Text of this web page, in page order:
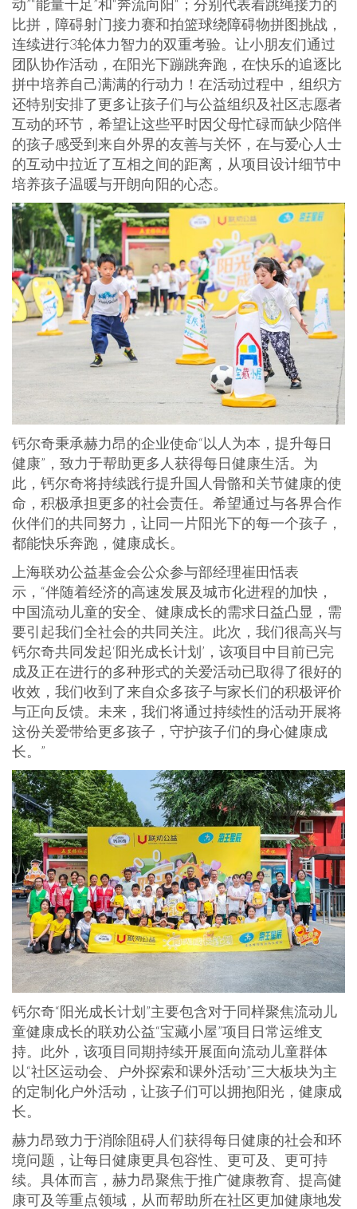
动”“能量十足”和“奔流向阳“；分别代表着跳绳接力的
比拼，障碍射门接力赛和拍篮球绕障碍物拼图挑战，
连续进行3轮体力智力的双重考验。让小朋友们通过
团队协作活动，在阳光下蹦跳奔跑，在快乐的追逐比
拼中培养自己满满的行动力！在活动过程中，组织方
还特别安排了更多让孩子们与公益组织及社区志愿者
互动的环节，希望让这些平时因父母忙碌而缺少陪伴
的孩子感受到来自外界的友善与关怀，在与爱心人士
的互动中拉近了互相之间的距离，从项目设计细节中
培养孩子温暖与开朗向阳的心态。
钙尔奇秉承赫力昂的企业使命“以人为本，提升每日
健康”，致力于帮助更多人获得每日健康生活。为
此，钙尔奇将持续践行提升国人骨骼和关节健康的使
命，积极承担更多的社会责任。希望通过与各界合作
伙伴们的共同努力，让同一片阳光下的每一个孩子，
都能快乐奔跑，健康成长。
上海联劝公益基金会公众参与部经理崔田恬表
示，“伴随着经济的高速发展及城市化进程的加快，
中国流动儿童的安全、健康成长的需求日益凸显，需
要引起我们全社会的共同关注。此次，我们很高兴与
钙尔奇共同发起‘阳光成长计划’，该项目中目前已完
成及正在进行的多种形式的关爱活动已取得了很好的
收效，我们收到了来自众多孩子与家长们的积极评价
与正向反馈。未来，我们将通过持续性的活动开展将
这份关爱带给更多孩子，守护孩子们的身心健康成
长。”
钙尔奇“阳光成长计划”主要包含对于同样聚焦流动儿
童健康成长的联劝公益“宝藏小屋”项目日常运维支
持。此外，该项目同期持续开展面向流动儿童群体
以“社区运动会、户外探索和课外活动”三大板块为主
的定制化户外活动，让孩子们可以拥抱阳光，健康成
长。
赫力昂致力于消除阻碍人们获得每日健康的社会和环
境问题，让每日健康更具包容性、更可及、更可持
续。具体而言，赫力昂聚焦于推广健康教育、提高健
康可及等重点领域，从而帮助所在社区更加健康地发